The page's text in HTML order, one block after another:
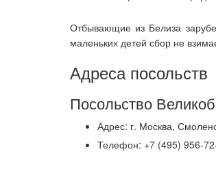
Отбывающие из Белиза
маленьких детей сбор не
Адреса посольств
Посольство
Адрес: г. Москва,
Телефон: +7 (495) 956-